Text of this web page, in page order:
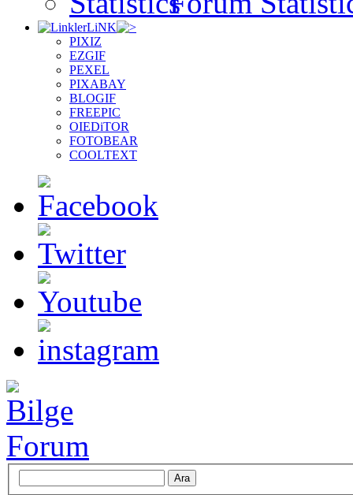
LiNK
PIXIZ
EZGIF
PEXEL
PIXABAY
BLOGIF
FREEPIC
OIEDiTOR
FOTOBEAR
COOLTEXT